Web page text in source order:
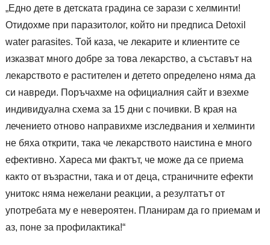
„Едно дете в детската градина се зарази с хелминти!
Отидохме при паразитолог, който ни предписа Detoxil
water parasites. Той каза, че лекарите и клиентите се
изказват много добре за това лекарство, а съставът на
лекарството е растителен и детето определено няма да
си навреди. Поръчахме на официалния сайт и взехме
индивидуална схема за 15 дни с почивки. В края на
лечението отново направихме изследвания и хелминти
не бяха открити, така че лекарството наистина е много
ефективно. Хареса ми фактът, че може да се приема
както от възрастни, така и от деца, страничните ефекти
унитокс няма нежелани реакции, а резултатът от
употребата му е невероятен. Планирам да го приемам и
аз, поне за профилактика!“